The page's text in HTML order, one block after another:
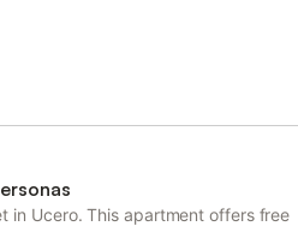
in Ucero. This apartment offers free